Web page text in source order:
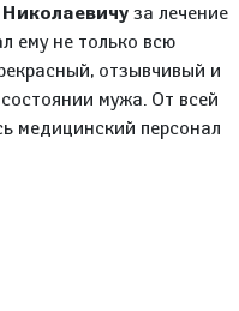
за лечение
ему не только всю
отзывчивый и
мужа. От всей
медицинский персонал